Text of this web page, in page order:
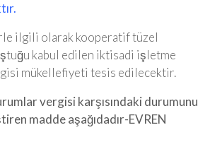
ilgili olarak kooperatif tüzel
kabul edilen iktisadi işletme
mükellefiyeti tesis edilecektir.
vergisi karşısındaki durumunu
madde aşağıdadır-EVREN